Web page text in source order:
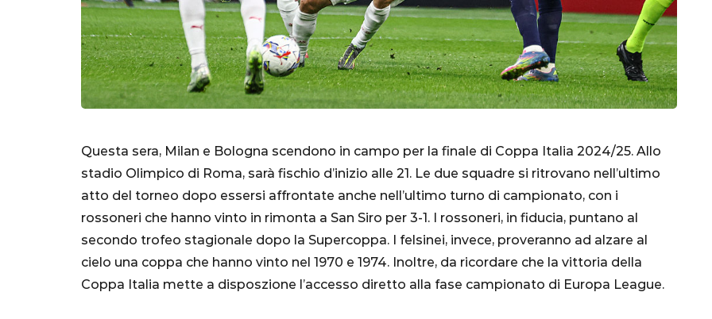
Questa sera, Milan e Bologna scendono in campo per la finale di Coppa Italia 2024/25. Allo
stadio Olimpico di Roma, sarà fischio d’inizio alle 21. Le due squadre si ritrovano nell’ultimo
atto del torneo dopo essersi affrontate anche nell’ultimo turno di campionato, con i
rossoneri che hanno vinto in rimonta a San Siro per 3-1. I rossoneri, in fiducia, puntano al
secondo trofeo stagionale dopo la Supercoppa. I felsinei, invece, proveranno ad alzare al
cielo una coppa che hanno vinto nel 1970 e 1974. Inoltre, da ricordare che la vittoria della
Coppa Italia mette a disposzione l’accesso diretto alla fase campionato di Europa League.
SERIE A CALCIO MONDIALE QATAR